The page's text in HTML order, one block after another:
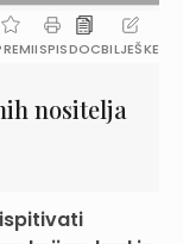
ISPISDOCBILJEŠKE
nositelja